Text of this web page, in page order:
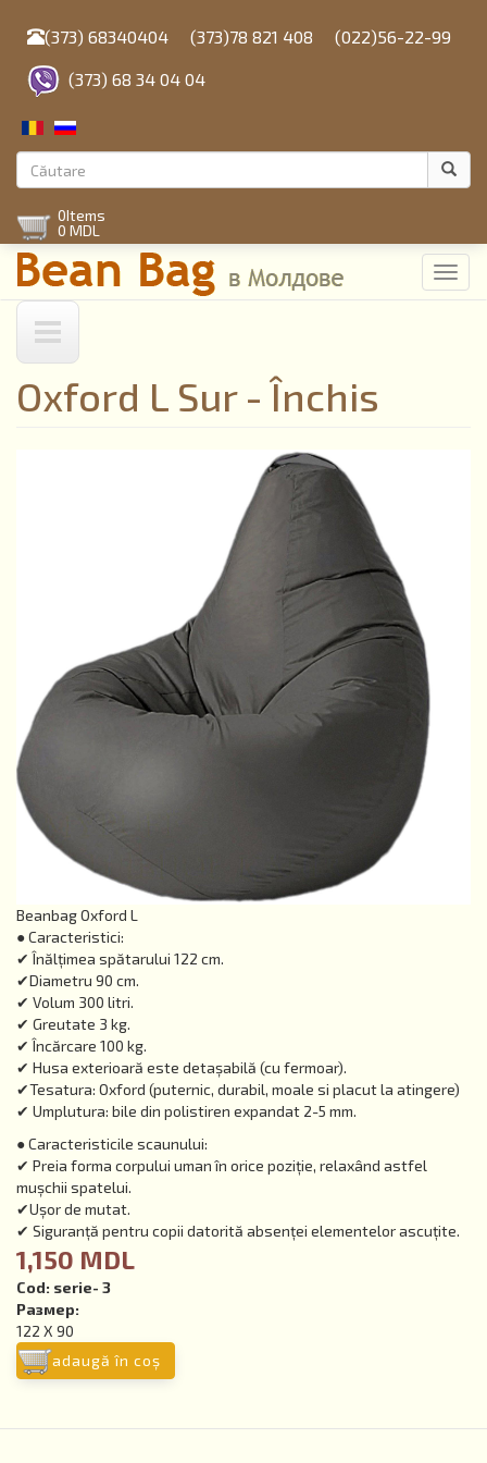
principal
(373) 68340404 (373)78 821 408 (022)56-22-99
(373) 68 34 04 04
Formular
de
căutare
0Items
0 MDL
Oxford L Sur - Închis
Beanbag Oxford L
● Caracteristici:
✔ Înălțimea spătarului 122 cm.
✔Diametru 90 cm.
✔ Volum 300 litri.
✔ Greutate 3 kg.
✔ Încărcare 100 kg.
✔ Husa exterioară este detașabilă (cu fermoar).
✔Tesatura: Oxford (puternic, durabil, moale si placut la atingere)
✔ Umplutura: bile din polistiren expandat 2-5 mm.
● Caracteristicile scaunului:
✔ Preia forma corpului uman în orice poziție, relaxând astfel
mușchii spatelui.
✔Ușor de mutat.
✔ Siguranță pentru copii datorită absenței elementelor ascuțite.
1,150 MDL
Cod: serie- 3
Размер:
122 Х 90
adaugă în coş